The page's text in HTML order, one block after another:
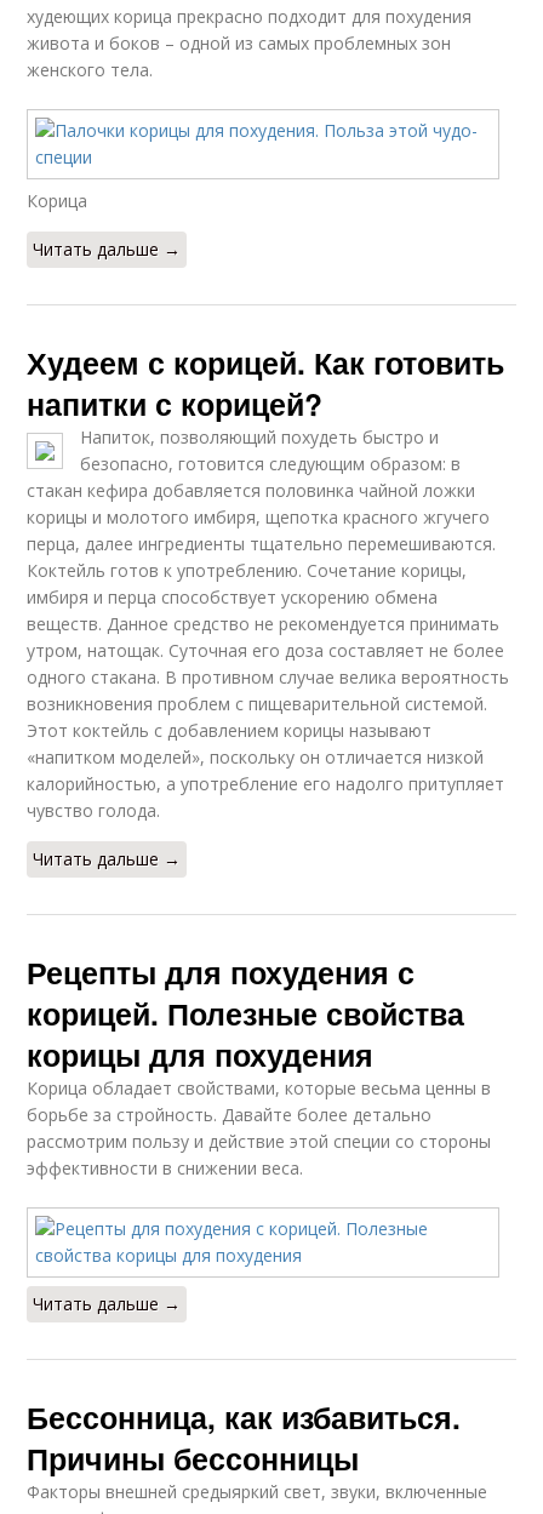
худеющих корица прекрасно подходит для похудения
живота и боков – одной из самых проблемных зон
женского тела.
Корица
Читать дальше →
Худеем с корицей. Как готовить
напитки с корицей?
Напиток, позволяющий похудеть быстро и
безопасно, готовится следующим образом: в
стакан кефира добавляется половинка чайной ложки
корицы и молотого имбиря, щепотка красного жгучего
перца, далее ингредиенты тщательно перемешиваются.
Коктейль готов к употреблению. Сочетание корицы,
имбиря и перца способствует ускорению обмена
веществ. Данное средство не рекомендуется принимать
утром, натощак. Суточная его доза составляет не более
одного стакана. В противном случае велика вероятность
возникновения проблем с пищеварительной системой.
Этот коктейль с добавлением корицы называют
«напитком моделей», поскольку он отличается низкой
калорийностью, а употребление его надолго притупляет
чувство голода.
Читать дальше →
Рецепты для похудения с
корицей. Полезные свойства
корицы для похудения
Корица обладает свойствами, которые весьма ценны в
борьбе за стройность. Давайте более детально
рассмотрим пользу и действие этой специи со стороны
эффективности в снижении веса.
Читать дальше →
Бессонница, как избавиться.
Причины бессонницы
Факторы внешней средыяркий свет, звуки, включенные